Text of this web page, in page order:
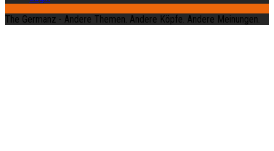
The Germanz - Andere Themen. Andere Köpfe. Andere Meinungen.